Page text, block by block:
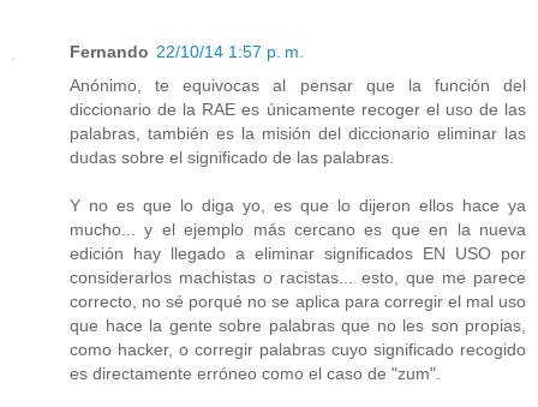
Fernando 22/10/14 1:57 p. m.
Anónimo, te equivocas al pensar que la función del
diccionario de la RAE es únicamente recoger el uso de las
palabras, también es la misión del diccionario eliminar las
dudas sobre el significado de las palabras.
Y no es que lo diga yo, es que lo dijeron ellos hace ya
mucho... y el ejemplo más cercano es que en la nueva
edición hay llegado a eliminar significados EN USO por
considerarlos machistas o racistas... esto, que me parece
correcto, no sé porqué no se aplica para corregir el mal uso
que hace la gente sobre palabras que no les son propias,
como hacker, o corregir palabras cuyo significado recogido
es directamente erróneo como el caso de "zum".